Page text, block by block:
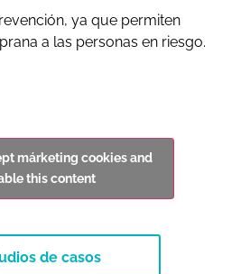
ya que permiten
a las personas en riesgo.
márketing cookies and
this content
de casos